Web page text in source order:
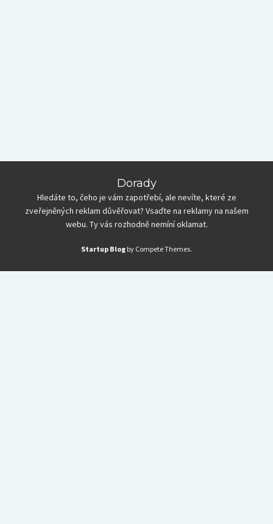
Dorady
Hledáte to, čeho je vám zapotřebí, ale nevíte, které ze
zveřejněných reklam důvěřovat? Vsaďte na reklamy na našem
webu. Ty vás rozhodně nemíní oklamat.
Startup Blog by Compete Themes.